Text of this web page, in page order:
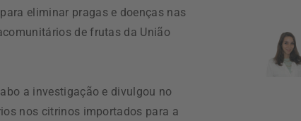
eliminar pragas e doenças nas
de frutas da União
a investigação e divulgou no
nos citrinos importados para a